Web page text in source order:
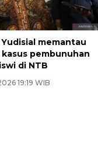
Yudisial memantau
kasus pembunuhan
di NTB
19:19 WIB